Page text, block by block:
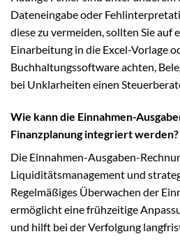
Dateneingabe oder
diese zu vermeiden, sollten Sie auf
Einarbeitung in die Excel-Vorlage
Buchhaltungssoftware achten,
bei Unklarheiten einen
Wie kann die Einnahmen-
Finanzplanung integriert werden?
Die Einnahmen-Ausgaben-
Liquiditätsmanagement und
Regelmäßiges Überwachen der
ermöglicht eine frühzeitige
und hilft bei der Verfolgung